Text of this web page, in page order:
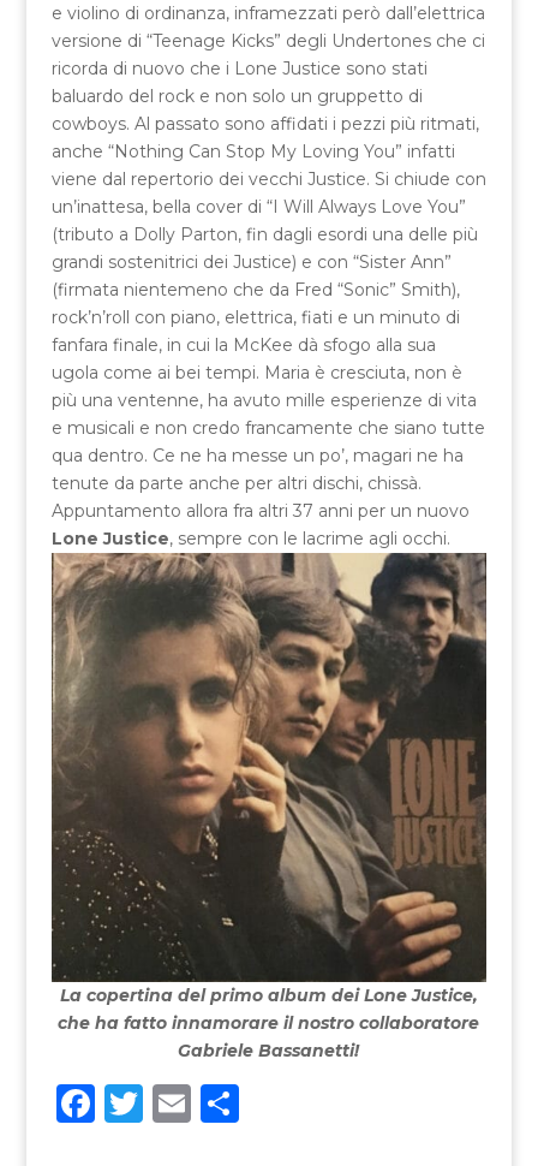
e violino di ordinanza, inframezzati però dall’elettrica
versione di “Teenage Kicks” degli Undertones che ci
ricorda di nuovo che i Lone Justice sono stati
baluardo del rock e non solo un gruppetto di
cowboys. Al passato sono affidati i pezzi più ritmati,
anche “Nothing Can Stop My Loving You” infatti
viene dal repertorio dei vecchi Justice. Si chiude con
un’inattesa, bella cover di “I Will Always Love You”
(tributo a Dolly Parton, fin dagli esordi una delle più
grandi sostenitrici dei Justice) e con “Sister Ann”
(firmata nientemeno che da Fred “Sonic” Smith),
rock’n’roll con piano, elettrica, fiati e un minuto di
fanfara finale, in cui la McKee dà sfogo alla sua
ugola come ai bei tempi. Maria è cresciuta, non è
più una ventenne, ha avuto mille esperienze di vita
e musicali e non credo francamente che siano tutte
qua dentro. Ce ne ha messe un po’, magari ne ha
tenute da parte anche per altri dischi, chissà.
Appuntamento allora fra altri 37 anni per un nuovo
Lone Justice, sempre con le lacrime agli occhi.
La copertina del primo album dei Lone Justice,
che ha fatto innamorare il nostro collaboratore
Gabriele Bassanetti!
F T E C